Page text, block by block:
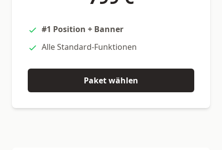
#1 Position + Banner
Alle Standard-Funktionen
Paket wählen